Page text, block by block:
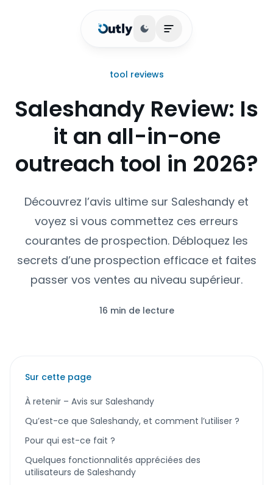
Basculer le thème
Ouvrir le menu
tool reviews
Saleshandy Review: Is
it an all-in-one
outreach tool in 2026?
Découvrez l’avis ultime sur Saleshandy et
voyez si vous commettez ces erreurs
courantes de prospection. Débloquez les
secrets d’une prospection efficace et faites
passer vos ventes au niveau supérieur.
16 min de lecture
Sur cette page
À retenir – Avis sur Saleshandy
Qu’est-ce que Saleshandy, et comment l’utiliser ?
Pour qui est-ce fait ?
Quelques fonctionnalités appréciées des
utilisateurs de Saleshandy